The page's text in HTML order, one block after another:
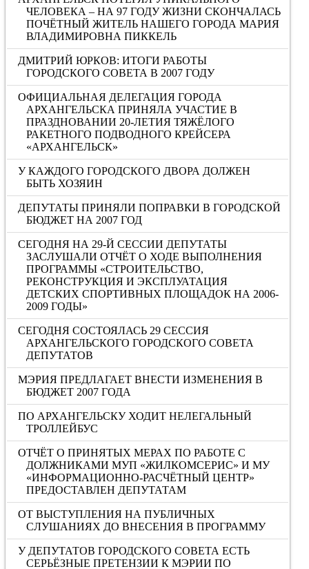
ЧЕЛОВЕКА – НА 97 ГОДУ ЖИЗНИ СКОНЧАЛАСЬ
ПОЧЁТНЫЙ ЖИТЕЛЬ НАШЕГО ГОРОДА МАРИЯ
ВЛАДИМИРОВНА ПИККЕЛЬ
ДМИТРИЙ ЮРКОВ: ИТОГИ РАБОТЫ
ГОРОДСКОГО СОВЕТА В 2007 ГОДУ
ОФИЦИАЛЬНАЯ ДЕЛЕГАЦИЯ ГОРОДА
АРХАНГЕЛЬСКА ПРИНЯЛА УЧАСТИЕ В
ПРАЗДНОВАНИИ 20-ЛЕТИЯ ТЯЖЁЛОГО
РАКЕТНОГО ПОДВОДНОГО КРЕЙСЕРА
«АРХАНГЕЛЬСК»
У КАЖДОГО ГОРОДСКОГО ДВОРА ДОЛЖЕН
БЫТЬ ХОЗЯИН
ДЕПУТАТЫ ПРИНЯЛИ ПОПРАВКИ В ГОРОДСКОЙ
БЮДЖЕТ НА 2007 ГОД
СЕГОДНЯ НА 29-Й СЕССИИ ДЕПУТАТЫ
ЗАСЛУШАЛИ ОТЧЁТ О ХОДЕ ВЫПОЛНЕНИЯ
ПРОГРАММЫ «СТРОИТЕЛЬСТВО,
РЕКОНСТРУКЦИЯ И ЭКСПЛУАТАЦИЯ
ДЕТСКИХ СПОРТИВНЫХ ПЛОЩАДОК НА 2006-
2009 ГОДЫ»
СЕГОДНЯ СОСТОЯЛАСЬ 29 СЕССИЯ
АРХАНГЕЛЬСКОГО ГОРОДСКОГО СОВЕТА
ДЕПУТАТОВ
МЭРИЯ ПРЕДЛАГАЕТ ВНЕСТИ ИЗМЕНЕНИЯ В
БЮДЖЕТ 2007 ГОДА
ПО АРХАНГЕЛЬСКУ ХОДИТ НЕЛЕГАЛЬНЫЙ
ТРОЛЛЕЙБУС
ОТЧЁТ О ПРИНЯТЫХ МЕРАХ ПО РАБОТЕ С
ДОЛЖНИКАМИ МУП «ЖИЛКОМСЕРИС» И МУ
«ИНФОРМАЦИОННО-РАСЧЁТНЫЙ ЦЕНТР»
ПРЕДОСТАВЛЕН ДЕПУТАТАМ
ОТ ВЫСТУПЛЕНИЯ НА ПУБЛИЧНЫХ
СЛУШАНИЯХ ДО ВНЕСЕНИЯ В ПРОГРАММУ
У ДЕПУТАТОВ ГОРОДСКОГО СОВЕТА ЕСТЬ
СЕРЬЁЗНЫЕ ПРЕТЕНЗИИ К МЭРИИ ПО